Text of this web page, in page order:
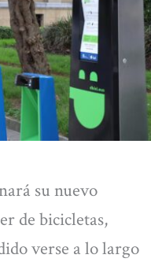
su nuevo
de bicicletas,
verse a lo largo